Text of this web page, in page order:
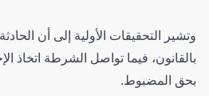
وتشير التحقيقات الأولية إلى أن
بالقانون، فيما تواصل الشرطة اتخاذ
بحق المضبوط.